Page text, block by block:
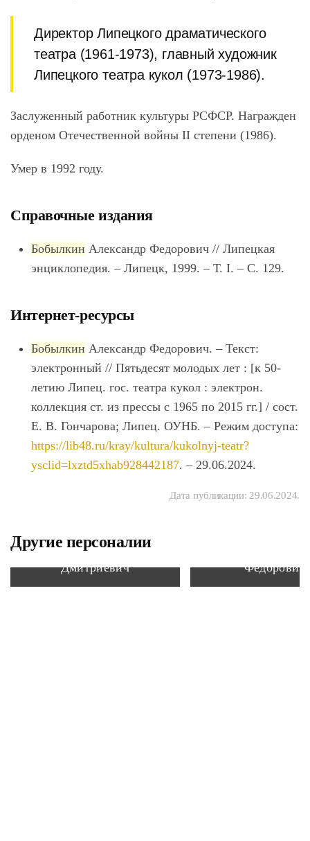
Директор Липецкого драматического
театра (1961-1973), главный художник
Липецкого театра кукол (1973-1986).
Заслуженный работник культуры РСФСР. Награжден
орденом Отечественной войны II степени (1986).
Умер в 1992 году.
Справочные издания
Бобылкин Александр Федорович // Липецкая
энциклопедия. – Липецк, 1999. – Т. I. – С. 129.
Интернет-ресурсы
Бобылкин Александр Федорович. – Текст:
электронный // Пятьдесят молодых лет : [к 50-
летию Липец. гос. театра кукол : электрон.
коллекция ст. из прессы с 1965 по 2015 гг.] / сост.
Е. В. Гончарова; Липец. ОУНБ. – Режим доступа:
https://lib48.ru/kray/kultura/kukolnyj-teatr?
ysclid=lxztd5xhab928442187. – 29.06.2024.
Дата публикации: 29.06.2024.
Другие персоналии
Иванов Владимир
Дмитриевич
Федорович